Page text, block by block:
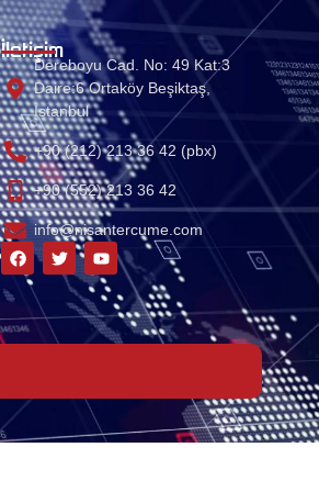
İletişim
Dereboyu Cad. No: 49 Kat:3
Daire:6 Ortaköy Beşiktaş,
Istanbul
+90 (212) 213 36 42 (pbx)
+90 (552) 213 36 42
info@nisantercume.com